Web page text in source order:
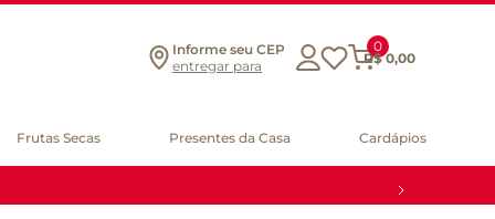
Informe seu CEP
entregar para
0
R$ 0,00
Frutas Secas Presentes da Casa Cardápios